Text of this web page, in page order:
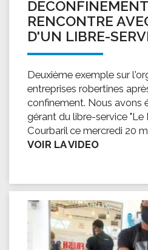
RENCONTRE
D'UN LIBRE-
Deuxième exemple sur
entreprises robertines
confinement. Nous avons
gérant du libre-service "Le
Courbaril ce mercredi 20
VOIR LA VIDEO